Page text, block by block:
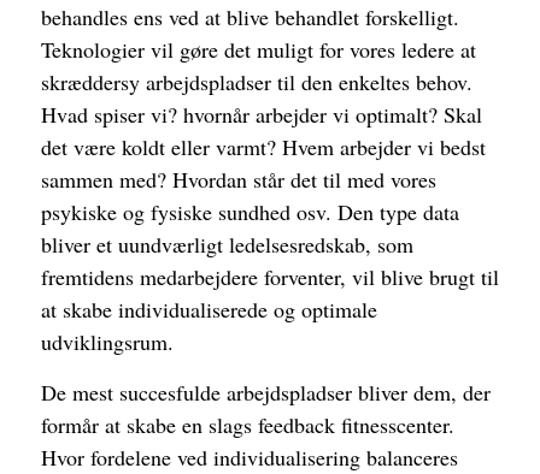
behandles ens ved at blive behandlet forskelligt.
Teknologier vil gøre det muligt for vores ledere at
skræddersy arbejdspladser til den enkeltes behov.
Hvad spiser vi? hvornår arbejder vi optimalt? Skal
det være koldt eller varmt? Hvem arbejder vi bedst
sammen med? Hvordan står det til med vores
psykiske og fysiske sundhed osv. Den type data
bliver et uundværligt ledelsesredskab, som
fremtidens medarbejdere forventer, vil blive brugt til
at skabe individualiserede og optimale
udviklingsrum.
De mest succesfulde arbejdspladser bliver dem, der
formår at skabe en slags feedback fitnesscenter.
Hvor fordelene ved individualisering balanceres